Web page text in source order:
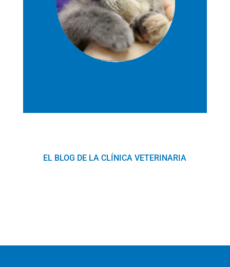
EL BLOG DE LA CLÍNICA VETERINARIA